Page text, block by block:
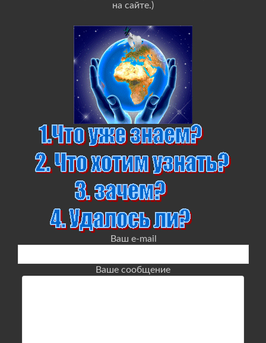
на сайте.)
Ваш e-mail
Ваше сообщение